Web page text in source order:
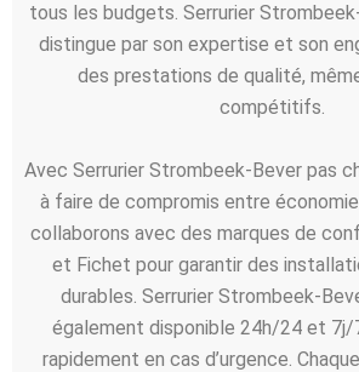
tous les budgets. Serrurier
distingue par son expertise et son
des prestations de qualité,
compétitifs.
Avec Serrurier Strombeek-Bever pas
à faire de compromis entre
collaborons avec des marques de
et Fichet pour garantir des
durables. Serrurier Strombeek-
également disponible 24h/24 et 7j/
rapidement en cas d’urgence.